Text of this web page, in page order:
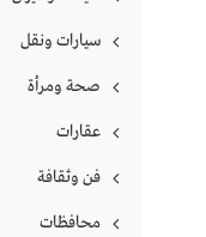
سيارات ونقل
صحة ومرأة
عقارات
فن وثقافة
محافظات